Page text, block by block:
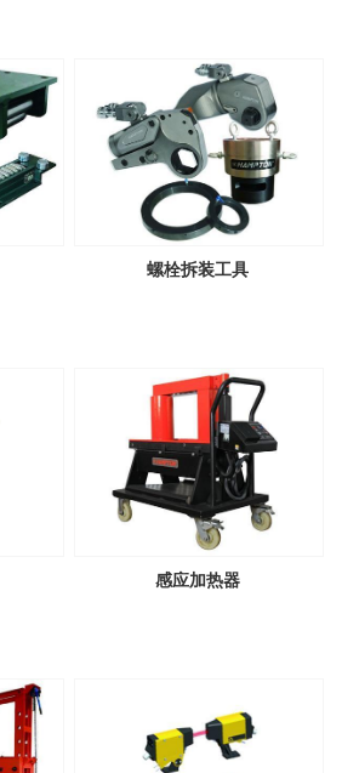
螺栓拆装工具
感应加热器